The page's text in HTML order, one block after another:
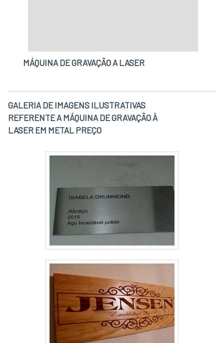
MÁQUINA DE GRAVAÇÃO A LASER
GALERIA DE IMAGENS ILUSTRATIVAS
REFERENTE A MÁQUINA DE GRAVAÇÃO À
LASER EM METAL PREÇO